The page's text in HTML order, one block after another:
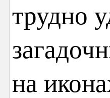
трудно
на